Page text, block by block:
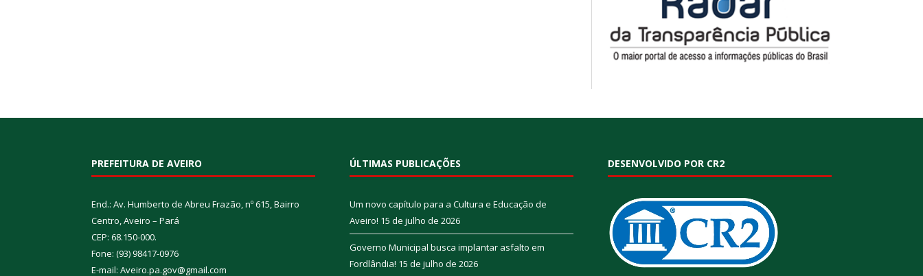
PREFEITURA DE AVEIRO
End.: Av. Humberto de Abreu Frazão, nº 615, Bairro
Centro, Aveiro – Pará
CEP: 68.150-000.
Fone: (93) 98417-0976
E-mail: Aveiro.pa.gov@gmail.com
ÚLTIMAS PUBLICAÇÕES
Um novo capítulo para a Cultura e Educação de
Aveiro! 15 de julho de 2026
Governo Municipal busca implantar asfalto em
Fordlândia! 15 de julho de 2026
DESENVOLVIDO POR CR2